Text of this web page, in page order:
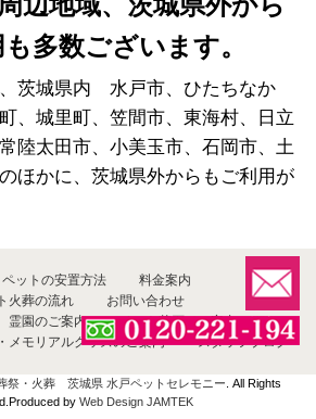
多数ございます。
茨城県内 水戸市、ひたちなか
、城里町、笠間市、東海村、日立
陸太田市、小美玉市、石岡市、土
ほかに、茨城県外からもご利用が
ペットの安置方法
料金案内
火葬の流れ
お問い合わせ
霊園のご案内
ペット墓石のご案内
メモリアルグッズのご案内 スタッフブログ
祭・火葬 茨城県 水戸ペットセレモニー . All Rights
by Web Design JAMTEK